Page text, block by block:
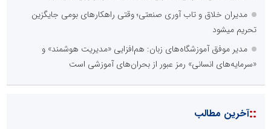
مدیران خلاق و تاب آوری صنعتی؛ وقتی راهکارهای بومی جایگزین
تحریم میشود
مدیر موفق آموزشگاه‌های زبان: هم‌افزایی «مدیریت هوشمند» و
«سرمایه‌های انسانی» رمز عبور از بحران‌های آموزشی است
::آخرین مطالب